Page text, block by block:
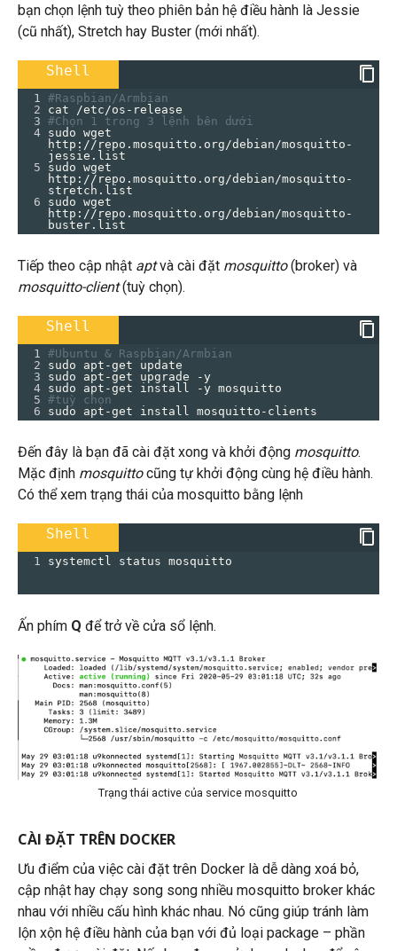
bạn chọn lệnh tuỳ theo phiên bản hệ điều hành là Jessie
(cũ nhất), Stretch hay Buster (mới nhất).
Shell
1
#Raspbian/Armbian
2
cat /etc/os-release
3 #Chọn 1 trong 3 lệnh bên dưới
4
sudo wget
http://repo.mosquitto.org/debian/mosquitto-
jessie.list
5
sudo wget
http://repo.mosquitto.org/debian/mosquitto-
stretch.list
6
sudo wget
http://repo.mosquitto.org/debian/mosquitto-
buster.list
Tiếp theo cập nhật aptvà cài đặt mosquitto(broker) và
mosquitto-client(tuỳ chọn).
Shell
1
#Ubuntu & Raspbian/Armbian
2
sudo apt-get update
3
sudo apt-get upgrade -y
4
sudo apt-get install -y mosquitto
5 #tuỳ chọn
6
sudo apt-get install mosquitto-clients
Đến đây là bạn đã cài đặt xong và khởi động mosquitto.
Mặc định mosquittocũng tự khởi động cùng hệ điều hành.
Có thể xem trạng thái của mosquitto bằng lệnh
Shell
1 systemctl status mosquitto
Ấn phím Q để trở về cửa sổ lệnh.
Trạng thái active của service mosquitto
CÀI ĐẶT TRÊN DOCKER
Ưu điểm của việc cài đặt trên Docker là dễ dàng xoá bỏ,
cập nhật hay chạy song song nhiều mosquitto broker khác
nhau với nhiều cấu hình khác nhau. Nó cũng giúp tránh làm
lộn xộn hệ điều hành của bạn với đủ loại package – phần